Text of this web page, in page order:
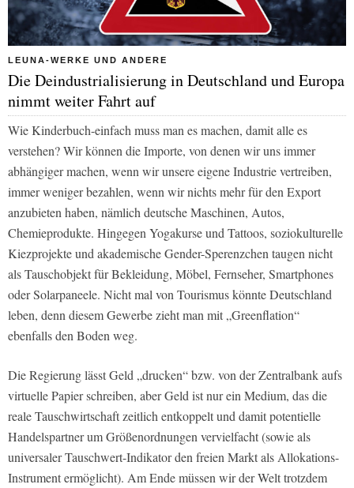
LEUNA-WERKE UND ANDERE
Die Deindustrialisierung in Deutschland und Europa
nimmt weiter Fahrt auf
Wie Kinderbuch-einfach muss man es machen, damit alle es
verstehen? Wir können die Importe, von denen wir uns immer
abhängiger machen, wenn wir unsere eigene Industrie vertreiben,
immer weniger bezahlen, wenn wir nichts mehr für den Export
anzubieten haben, nämlich deutsche Maschinen, Autos,
Chemieprodukte. Hingegen Yogakurse und Tattoos, soziokulturelle
Kiezprojekte und akademische Gender-Sperenzchen taugen nicht
als Tauschobjekt für Bekleidung, Möbel, Fernseher, Smartphones
oder Solarpaneele. Nicht mal von Tourismus könnte Deutschland
leben, denn diesem Gewerbe zieht man mit „Greenflation“
ebenfalls den Boden weg.
Die Regierung lässt Geld „drucken“ bzw. von der Zentralbank aufs
virtuelle Papier schreiben, aber Geld ist nur ein Medium, das die
reale Tauschwirtschaft zeitlich entkoppelt und damit potentielle
Handelspartner um Größenordnungen vervielfacht (sowie als
universaler Tauschwert-Indikator den freien Markt als Allokations-
Instrument ermöglicht). Am Ende müssen wir der Welt trotzdem